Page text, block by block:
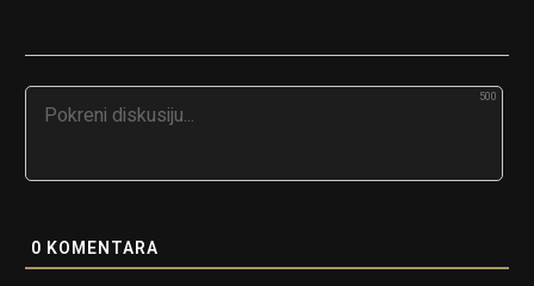
500
0 KOMENTARA